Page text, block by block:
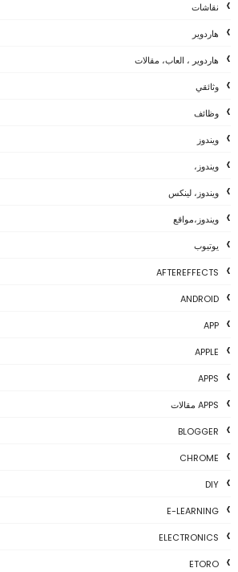
نقاشات
هاردوير
هاردوير ، العاب، مقالات
وثائقي
وظائف
ويندوز
ويندوز،
ويندوز، لينكس
ويندوز،مواقع
يوتيوب
AFTEREFFECTS
ANDROID
APP
APPLE
APPS
APPS مقالات
BLOGGER
CHROME
DIY
E-LEARNING
ELECTRONICS
ETORO